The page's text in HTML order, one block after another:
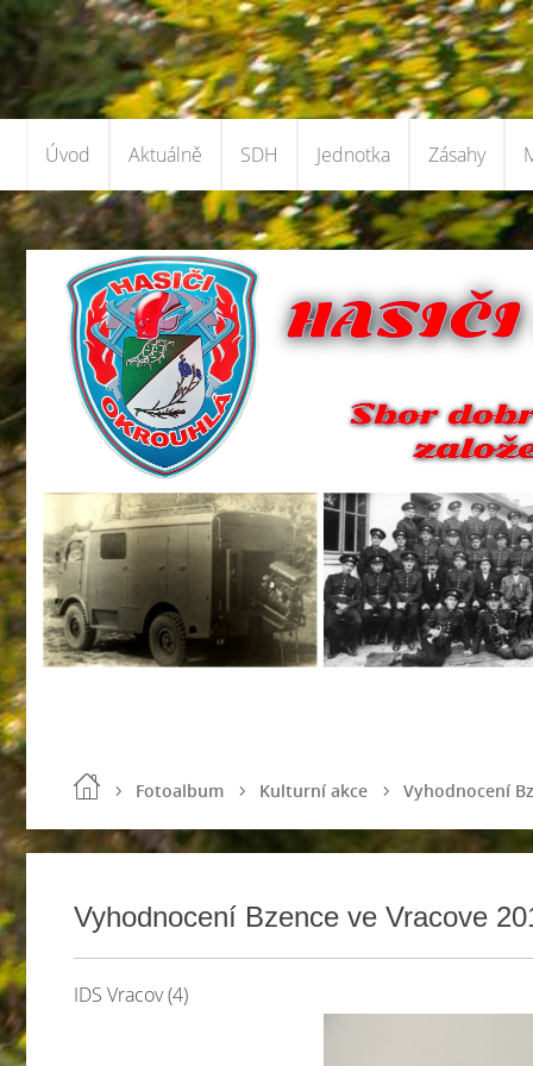
Úvod Aktuálně SDH Jednotka Zásahy
Fotoalbum Kulturní akce Vyhodnocení
Vyhodnocení Bzence ve Vracove
IDS Vracov (4)